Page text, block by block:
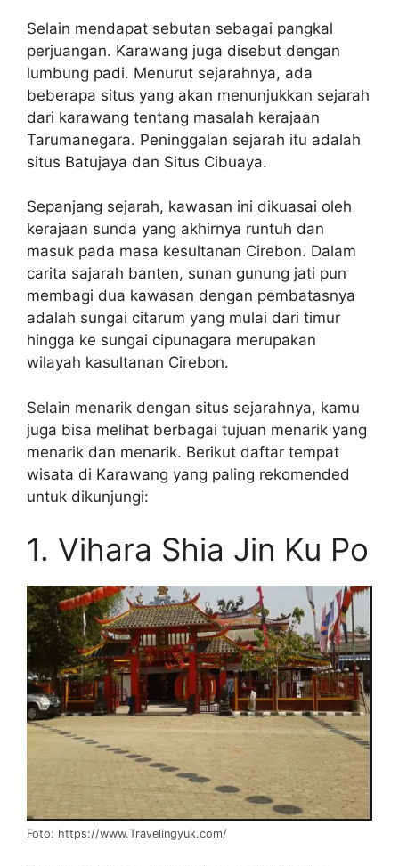
Selain mendapat sebutan sebagai pangkal
perjuangan. Karawang juga disebut dengan
lumbung padi. Menurut sejarahnya, ada
beberapa situs yang akan menunjukkan sejarah
dari karawang tentang masalah kerajaan
Tarumanegara. Peninggalan sejarah itu adalah
situs Batujaya dan Situs Cibuaya.
Sepanjang sejarah, kawasan ini dikuasai oleh
kerajaan sunda yang akhirnya runtuh dan
masuk pada masa kesultanan Cirebon. Dalam
carita sajarah banten, sunan gunung jati pun
membagi dua kawasan dengan pembatasnya
adalah sungai citarum yang mulai dari timur
hingga ke sungai cipunagara merupakan
wilayah kasultanan Cirebon.
Selain menarik dengan situs sejarahnya, kamu
juga bisa melihat berbagai tujuan menarik yang
menarik dan menarik. Berikut daftar tempat
wisata di Karawang yang paling rekomended
untuk dikunjungi:
1. Vihara Shia Jin Ku Po
Foto: https://www.Travelingyuk.com/